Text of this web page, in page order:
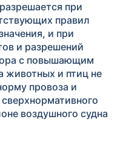
при
правил
и при
и разрешений
с повышающим
животных и птиц не
провоза и
воздушного судна